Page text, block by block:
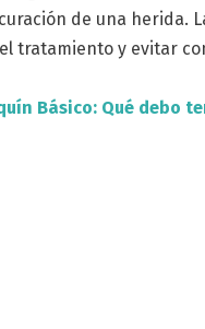
de una herida.
tratamiento y evitar
Básico: Qué debo